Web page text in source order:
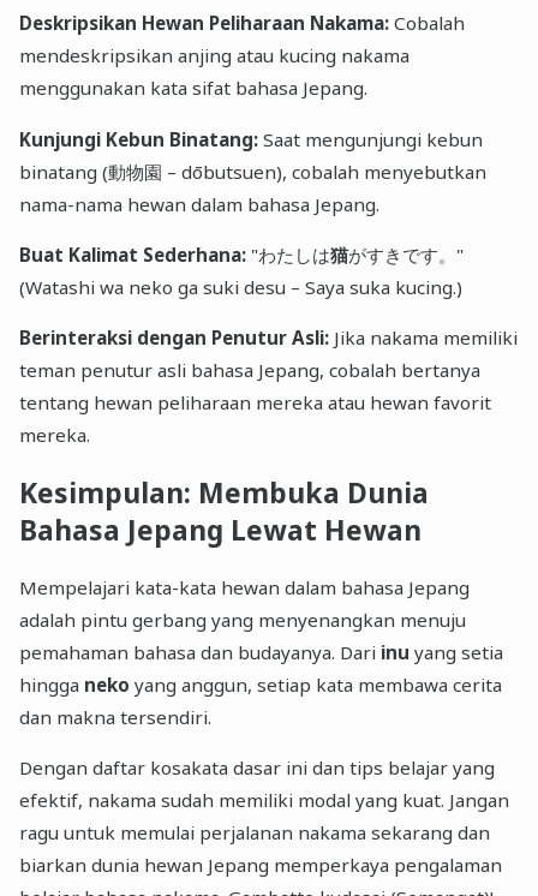
Deskripsikan Hewan Peliharaan Nakama: Cobalah
mendeskripsikan anjing atau kucing nakama
menggunakan kata sifat bahasa Jepang.
Kunjungi Kebun Binatang: Saat mengunjungi kebun
binatang (動物園 – dōbutsuen), cobalah menyebutkan
nama-nama hewan dalam bahasa Jepang.
Buat Kalimat Sederhana: "わたしは猫がすきです。"
(Watashi wa neko ga suki desu – Saya suka kucing.)
Berinteraksi dengan Penutur Asli: Jika nakama memiliki
teman penutur asli bahasa Jepang, cobalah bertanya
tentang hewan peliharaan mereka atau hewan favorit
mereka.
Kesimpulan: Membuka Dunia
Bahasa Jepang Lewat Hewan
Mempelajari kata-kata hewan dalam bahasa Jepang
adalah pintu gerbang yang menyenangkan menuju
pemahaman bahasa dan budayanya. Dari inu yang setia
hingga neko yang anggun, setiap kata membawa cerita
dan makna tersendiri.
Dengan daftar kosakata dasar ini dan tips belajar yang
efektif, nakama sudah memiliki modal yang kuat. Jangan
ragu untuk memulai perjalanan nakama sekarang dan
biarkan dunia hewan Jepang memperkaya pengalaman